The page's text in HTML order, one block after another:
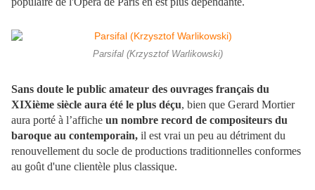
Parsifal (Krzysztof Warlikowski)
Sans doute le public amateur des ouvrages français du
XIXième siècle aura été le plus déçu, bien que Gerard Mortier
aura porté à l’affiche un nombre record de compositeurs du
baroque au contemporain, il est vrai un peu au détriment du
renouvellement du socle de productions traditionnelles conformes
au goût d'une clientèle plus classique.